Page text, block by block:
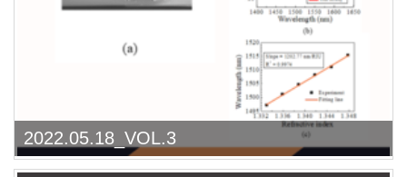
2022.05.18_VOL.3